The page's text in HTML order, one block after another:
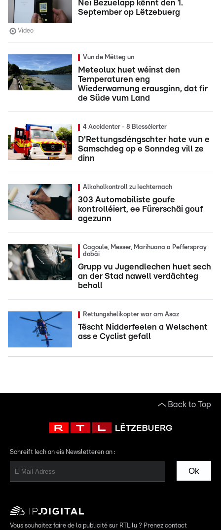
Nei Bezuelapp kënnt den 1.
September op Lëtzebuerg
Video
Vun de Mëtteg un
Meteolux huet wéinst den
Temperaturen eng
Wiederwarnung erausginn, dat fir
de Süde vum Land
4 Accidenter - 8 Blesséierter
D'Rettungsdéngschter hate vun e
Samschdeg op e Sonndeg vill ze
dinn
Alkoholkontroll zu Iechternach
303 Automobiliste goufe
kontrolléiert, ee Fürerschäi gouf
agezunn
Cagoule, Messer, Marihuana a Pefferspray
dobäi
Grupp vu Jugendlechen huet sech
an der Stad nawell verdächteg
beholl
Rettungshelikopter war am Asaz
Tëscht Nidderfeelen a Welschent
ass e Cyclist gefall
Back to Top
Schreift Iech an eis Newsletteren an :
Ok
Vous souhaitez faire de la publicité sur RTL.lu ? Prenez contact